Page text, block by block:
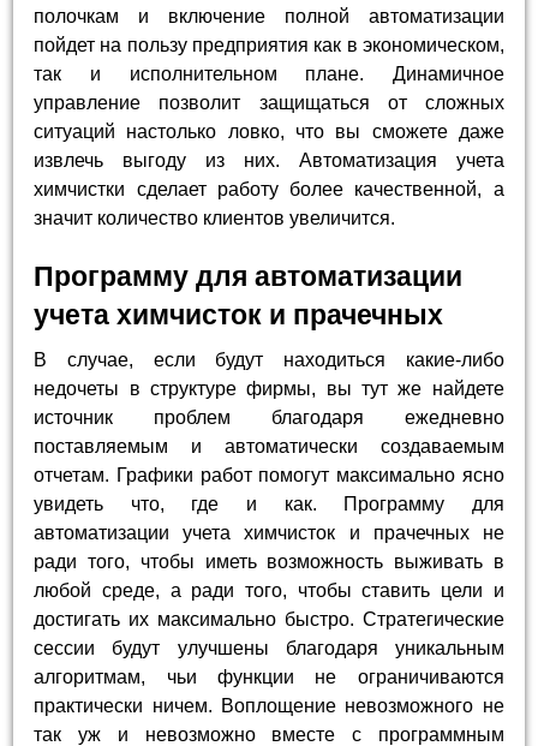
полочкам и включение полной автоматизации
пойдет на пользу предприятия как в экономическом,
так и исполнительном плане. Динамичное
управление позволит защищаться от сложных
ситуаций настолько ловко, что вы сможете даже
извлечь выгоду из них. Автоматизация учета
химчистки сделает работу более качественной, а
значит количество клиентов увеличится.
Программу для автоматизации
учета химчисток и прачечных
В случае, если будут находиться какие-либо
недочеты в структуре фирмы, вы тут же найдете
источник проблем благодаря ежедневно
поставляемым и автоматически создаваемым
отчетам. Графики работ помогут максимально ясно
увидеть что, где и как. Программу для
автоматизации учета химчисток и прачечных не
ради того, чтобы иметь возможность выживать в
любой среде, а ради того, чтобы ставить цели и
достигать их максимально быстро. Стратегические
сессии будут улучшены благодаря уникальным
алгоритмам, чьи функции не ограничиваются
практически ничем. Воплощение невозможного не
так уж и невозможно вместе с программным